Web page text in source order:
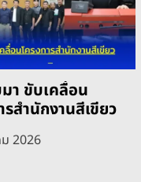
า ขับเคลื่อน
รสำนักงานสีเขียว
2026